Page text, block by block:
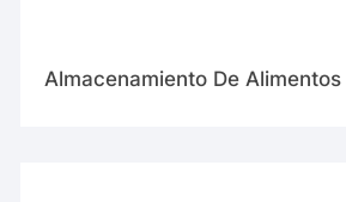
Almacenamiento De Alimentos